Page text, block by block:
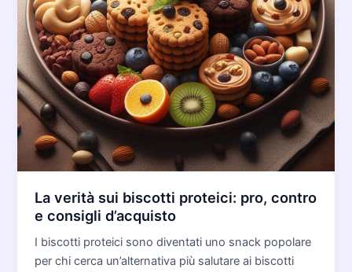
La verità sui biscotti proteici: pro, contro
e consigli d’acquisto
I biscotti proteici sono diventati uno snack popolare
per chi cerca un’alternativa più salutare ai biscotti